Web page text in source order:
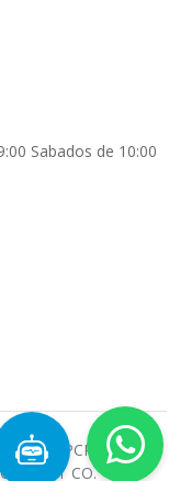
Sabados de 10:00
a "PCPLAY
CO."
ayudarte...